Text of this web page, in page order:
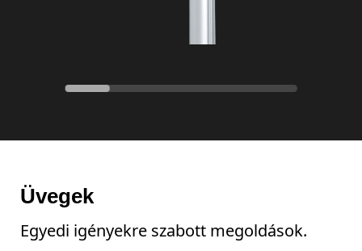
Üvegek
Egyedi igényekre szabott megoldások.